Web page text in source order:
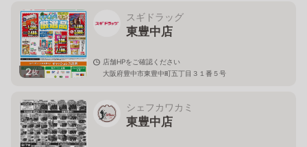
2枚
スギドラッグ
東豊中店
店舗HPをご確認ください
大阪府豊中市東豊中町五丁目３１番５号
シェフカワカミ
東豊中店